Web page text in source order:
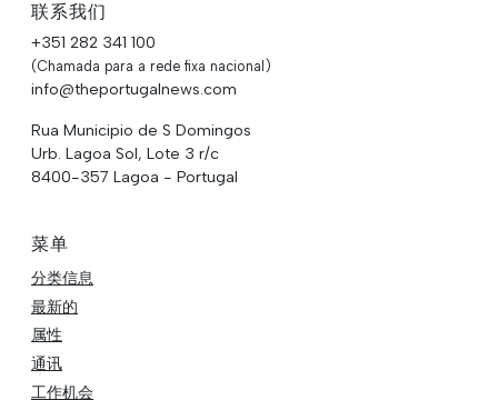
联系我们
+351 282 341 100
(Chamada para a rede fixa nacional)
info@theportugalnews.com
Rua Municipio de S Domingos
Urb. Lagoa Sol, Lote 3 r/c
8400-357 Lagoa - Portugal
菜单
分类信息
最新的
属性
通讯
工作机会